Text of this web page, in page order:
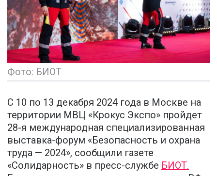
Фото: БИОТ
С 10 по 13 декабря 2024 года в Москве на
территории МВЦ «Крокус Экспо» пройдет
28-я международная специализированная
выставка-форум «Безопасность и охрана
труда — 2024», сообщили газете
«Солидарность» в пресс-службе БИОТ.